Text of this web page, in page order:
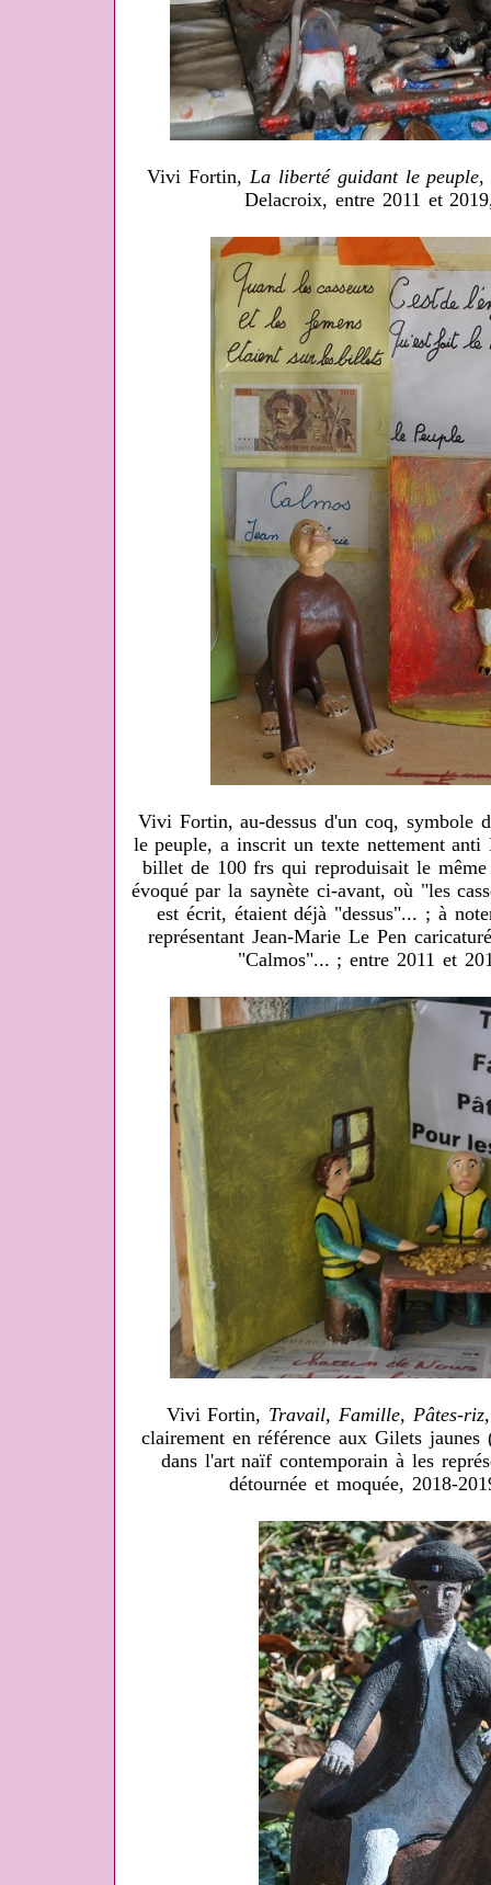
Vivi Fortin,La liberté guidant le peuple,
Delacroix, entre 2011 et
Vivi Fortin, au-dessus d'un coq, symbole
le peuple, a inscrit un texte nettement
billet de 100 frs qui reproduisait le
évoqué par la saynète ci-avant, où "les
est écrit, étaient déjà "dessus"... ; à
représentant Jean-Marie Le Pen
"Calmos"... ; entre 2011 et
Vivi Fortin, Travail, Famille, Pâtes-
clairement en référence aux Gilets jaunes
dans l'art naïf contemporain à les
détournée et moquée, 2018-